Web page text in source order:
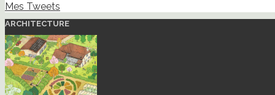
Mes Tweets
ARCHITECTURE